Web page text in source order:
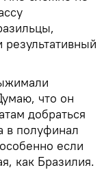
что он
добраться
в полуфинал
если
как Бразилия.